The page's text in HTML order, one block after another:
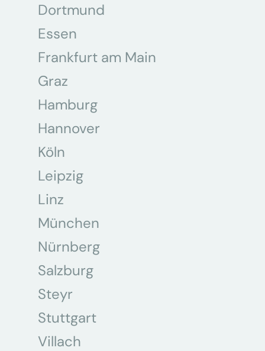
Dortmund
Essen
Frankfurt am Main
Graz
Hamburg
Hannover
Köln
Leipzig
Linz
München
Nürnberg
Salzburg
Steyr
Stuttgart
Villach